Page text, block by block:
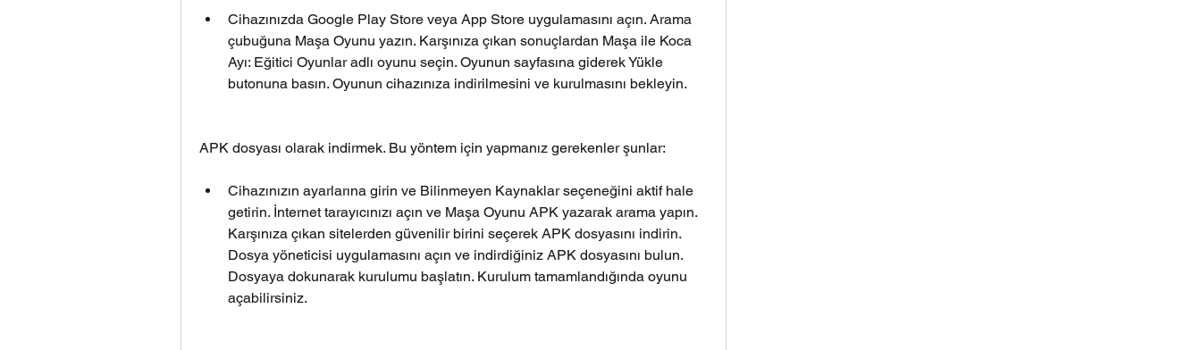
Cihazınızda Google Play Store veya App Store uygulamasını açın. Arama
çubuğuna Maşa Oyunu yazın. Karşınıza çıkan sonuçlardan Maşa ile Koca
Ayı: Eğitici Oyunlar adlı oyunu seçin. Oyunun sayfasına giderek Yükle
butonuna basın. Oyunun cihazınıza indirilmesini ve kurulmasını bekleyin.
APK dosyası olarak indirmek. Bu yöntem için yapmanız gerekenler şunlar:
Cihazınızın ayarlarına girin ve Bilinmeyen Kaynaklar seçeneğini aktif hale
getirin. İnternet tarayıcınızı açın ve Maşa Oyunu APK yazarak arama yapın.
Karşınıza çıkan sitelerden güvenilir birini seçerek APK dosyasını indirin.
Dosya yöneticisi uygulamasını açın ve indirdiğiniz APK dosyasını bulun.
Dosyaya dokunarak kurulumu başlatın. Kurulum tamamlandığında oyunu
açabilirsiniz.